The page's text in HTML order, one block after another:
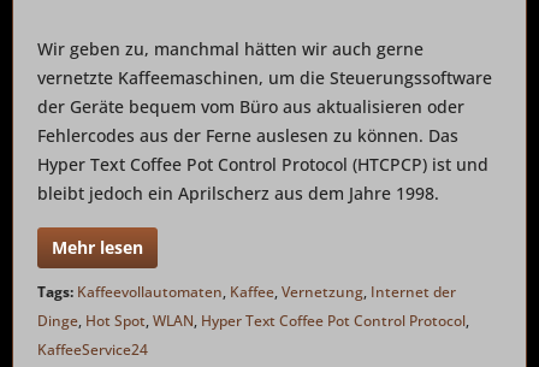
Wir geben zu, manchmal hätten wir auch gerne
vernetzte Kaffeemaschinen, um die Steuerungssoftware
der Geräte bequem vom Büro aus aktualisieren oder
Fehlercodes aus der Ferne auslesen zu können. Das
Hyper Text Coffee Pot Control Protocol (HTCPCP) ist und
bleibt jedoch ein Aprilscherz aus dem Jahre 1998.
Mehr lesen
Tags: Kaffeevollautomaten, Kaffee,Vernetzung, Internet der
Dinge, Hot Spot,WLAN, Hyper Text Coffee Pot Control Protocol,
KaffeeService24